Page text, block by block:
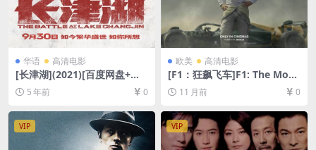
华语 高清电影
[长津湖](2021)[百度网盘+迅
雷云盘资源1080P超清未删减]
[MP4/19GB][中英字幕]
5 年前 0
欧美 高清电影
[F1：狂飙飞车]F1: The Movi
e (2025)[百度网盘+夸克网盘1
080P/4K超清未删减资源][网
盘在线播放/下载][MP4/10G
B/27GB][中英字幕]
11 月前 0
VIP VIP